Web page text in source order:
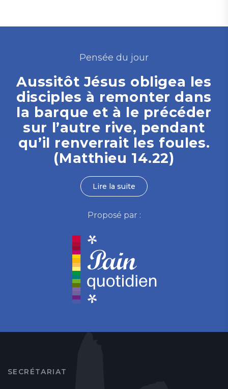
Pensée du jour
Aussitôt Jésus obligea les
disciples à remonter dans
la barque et à le précéder
sur l’autre rive, pendant
qu’il renverrait les foules.
(Matthieu 14.22)
Lire la suite
Proposé par :
SECRÉTARIAT